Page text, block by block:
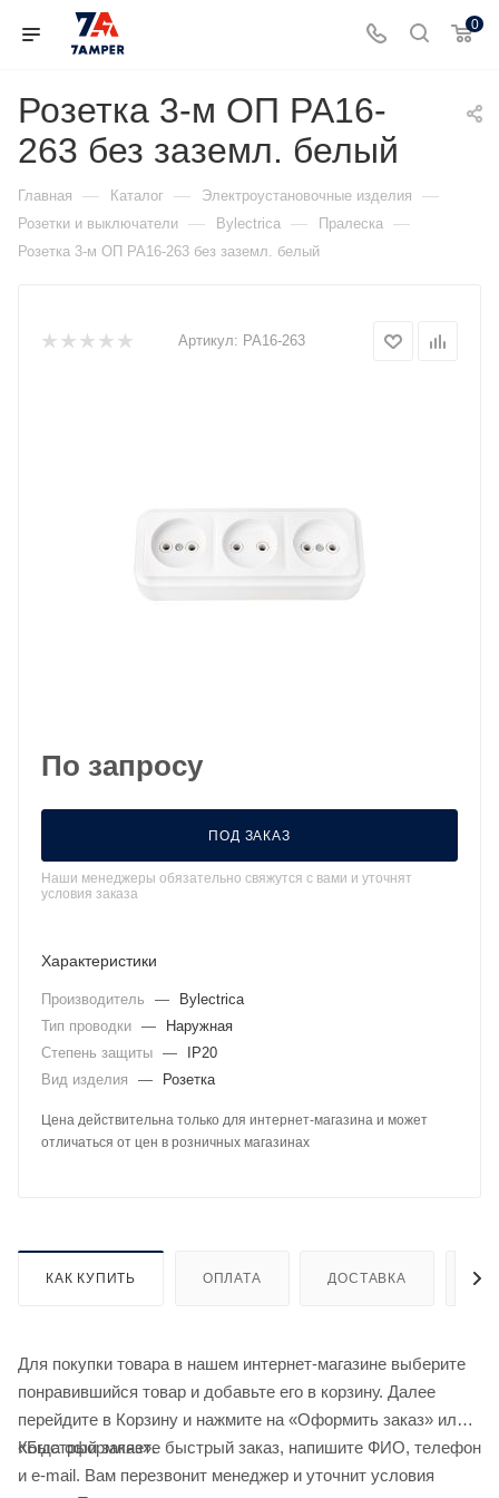
0
Розетка 3-м ОП РА16-
263 без заземл. белый
Главная — Каталог — Электроустановочные изделия —
Розетки и выключатели — Bylectrica — Пралеска —
Розетка 3-м ОП РА16-263 без заземл. белый
Артикул: РА16-263
По запросу
ПОД ЗАКАЗ
Наши менеджеры обязательно свяжутся с вами и уточнят
условия заказа
Характеристики
Производитель —
Bylectrica
Тип проводки —
Наружная
Степень защиты —
IP20
Вид изделия
— Розетка
Цена действительна только для интернет-магазина и может
отличаться от цен в розничных магазинах
КАК КУПИТЬ ОПЛАТА ДОСТАВКА
Для покупки товара в нашем интернет-магазине выберите
понравившийся товар и добавьте его в корзину. Далее
перейдите в Корзину и нажмите на «Оформить заказ» или
«Быстрый заказ».
Когда оформляете быстрый заказ, напишите ФИО, телефон
и e-mail. Вам перезвонит менеджер и уточнит условия